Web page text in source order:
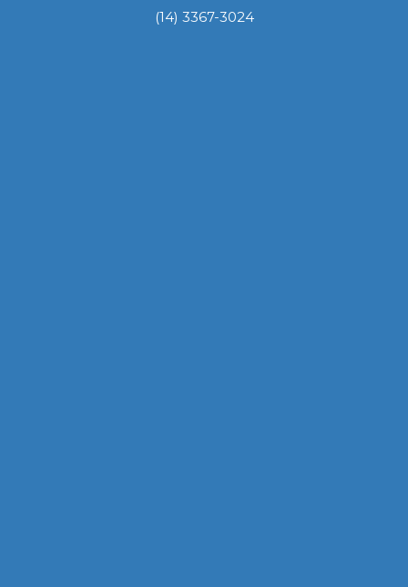
(14) 3367-3024